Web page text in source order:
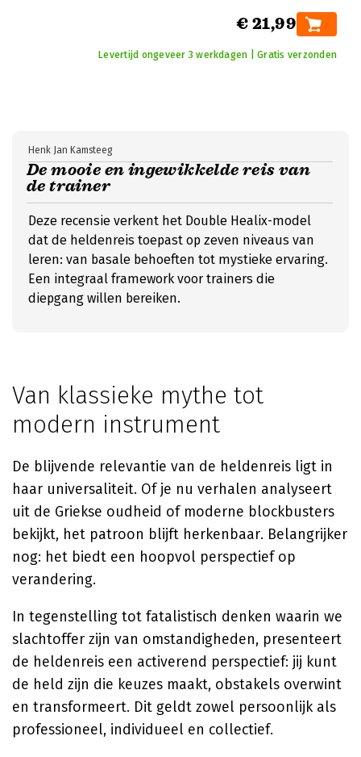
€ 21,99
Levertijd ongeveer 3 werkdagen | Gratis verzonden
De mooie en ingewikkelde reis van
de trainer
Henk Jan Kamsteeg
Deze recensie verkent het Double Healix-model
dat de heldenreis toepast op zeven niveaus van
leren: van basale behoeften tot mystieke ervaring.
Een integraal framework voor trainers die
diepgang willen bereiken.
Van klassieke mythe tot
modern instrument
De blijvende relevantie van de heldenreis ligt in
haar universaliteit. Of je nu verhalen analyseert
uit de Griekse oudheid of moderne blockbusters
bekijkt, het patroon blijft herkenbaar. Belangrijker
nog: het biedt een hoopvol perspectief op
verandering.
In tegenstelling tot fatalistisch denken waarin we
slachtoffer zijn van omstandigheden, presenteert
de heldenreis een activerend perspectief: jij kunt
de held zijn die keuzes maakt, obstakels overwint
en transformeert. Dit geldt zowel persoonlijk als
professioneel, individueel en collectief.